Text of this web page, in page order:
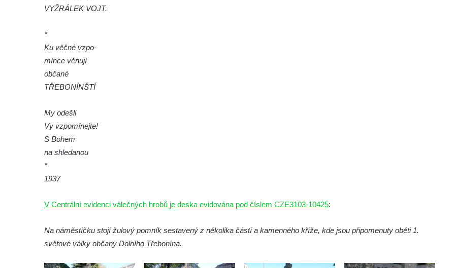
Předoníně
Pomník obětem 2. světové války v Plavu
Plavu
Dolním Podluží
Dolním Podluží
Podluží
Pomník obětem 1. světové války na
židovském hřbitově v Mostě
VYŽRÁLEK VOJT.
*
Ku věčné vzpo-
mínce věnují
občané
TŘEBONÍNŠTÍ
My odešli
Vy vzpomínejte!
S Bohem
na shledanou
*
1937
V Centrální evidenci válečných hrobů je deska evidována pod číslem CZE3103-10425:
Na náměstíčku stojí žulový pomník sestavený z několika částí a kamenného kříže, kde jsou připomenuty oběti 1.
světové války občany Dolního Třebonína.